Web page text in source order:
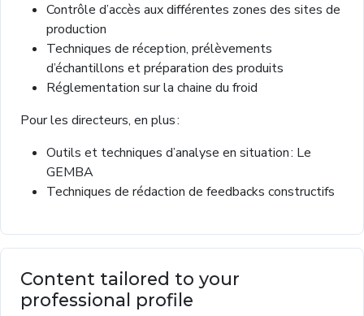
Contrôle d’accès aux différentes zones des sites de
production
Techniques de réception, prélèvements
d’échantillons et préparation des produits
Réglementation sur la chaine du froid
Pour les directeurs, en plus :
Outils et techniques d’analyse en situation : Le
GEMBA
Techniques de rédaction de feedbacks constructifs
Content tailored to your
professional profile